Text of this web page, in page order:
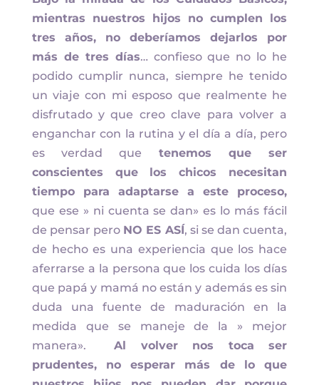
mientras nuestros hijos no cumplen los
tres años, no deberíamos dejarlos por
más de tres días… confieso que no lo he
podido cumplir nunca, siempre he tenido
un viaje con mi esposo que realmente he
disfrutado y que creo clave para volver a
enganchar con la rutina y el día a día, pero
es verdad que tenemos que ser
conscientes que los chicos necesitan
tiempo para adaptarse a este proceso,
que ese » ni cuenta se dan» es lo más fácil
de pensar pero NO ES ASÍ, si se dan cuenta,
de hecho es una experiencia que los hace
aferrarse a la persona que los cuida los días
que papá y mamá no están y además es sin
duda una fuente de maduración en la
medida que se maneje de la » mejor
manera». Al volver nos toca ser
prudentes, no esperar más de lo que